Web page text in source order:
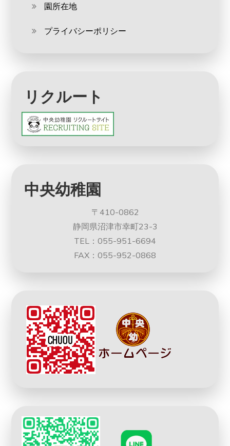
園所在地
プライバシーポリシー
リクルート
中央幼稚園
〒410-0862
静岡県沼津市幸町23-3
TEL：055-951-6694
FAX：055-952-0868